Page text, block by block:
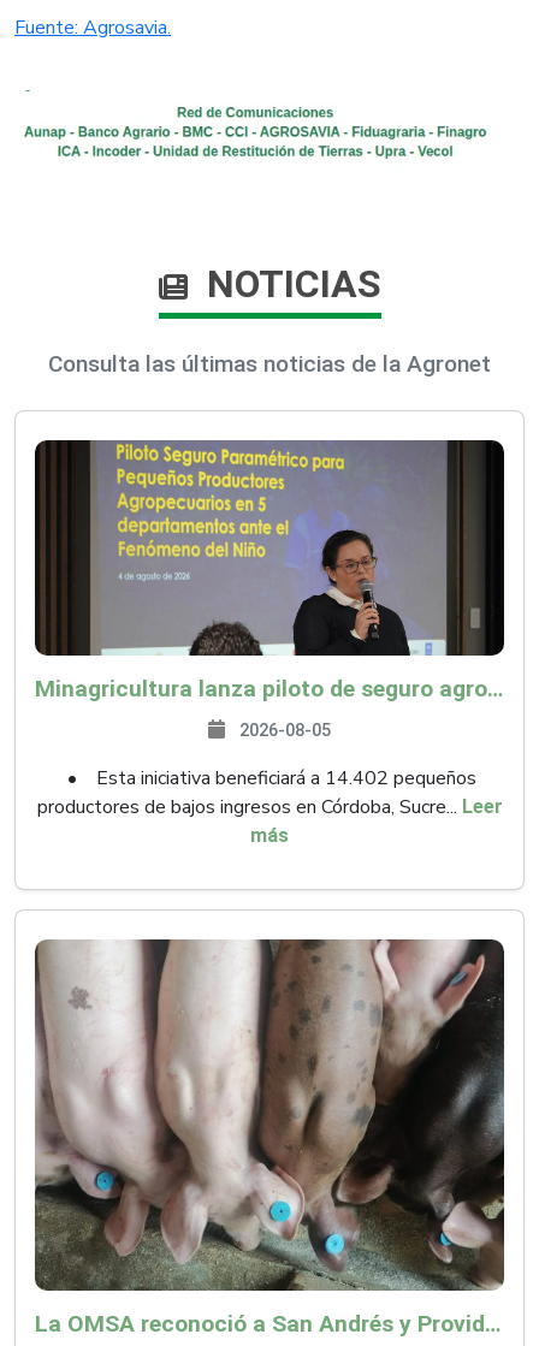
Fuente: Agrosavia.​
NOTICIAS
Consulta las últimas noticias de la Agronet
Minagricultura lanza piloto de seguro agropecuario por $9.625 millones para proteger a más de 14.000 pequeños productores contra riesgos del Fenómeno de El Niño
2026-08-05
• Esta iniciativa beneficiará a 14.402 pequeños
productores de bajos ingresos en Córdoba, Sucre... Leer
más
La OMSA reconoció a San Andrés y Providencia como zona libre de Peste Porcina Clásica (PPC)